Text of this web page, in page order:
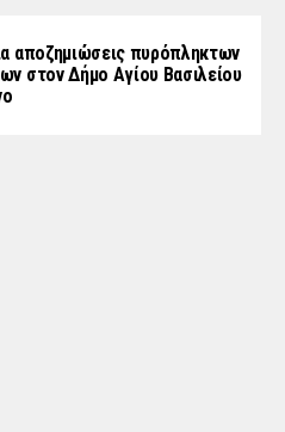
αποζημιώσεις πυρόπληκτων
στον Δήμο Αγίου Βασιλείου